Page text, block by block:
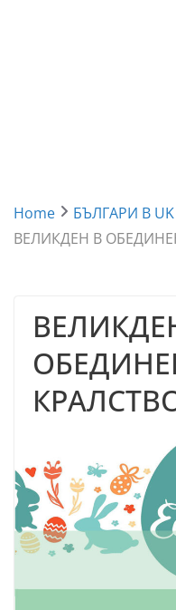
Home
БЪЛГАРИ В UK
ВЕЛИКДЕН В